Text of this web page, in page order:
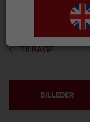
TILBAGE
BILLEDER